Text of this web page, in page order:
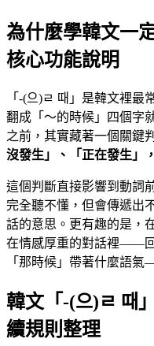
為什麼學韓文一
核心功能說明
「-(으)ㄹ 때」是韓文裡
翻成「～的時候」四個字
之前，其實藏著一個關鍵
沒發生」、「正在發生」
這個判斷直接影響到動詞
完全聽不懂，但會傳遞出
話的意思。更有趣的是，
在情感厚重的對話裡——
「那時候」帶著什麼語
韓文「-(으)ㄹ 때
續規則整理